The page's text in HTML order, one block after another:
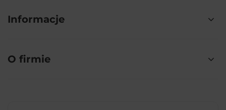
Informacje
O firmie